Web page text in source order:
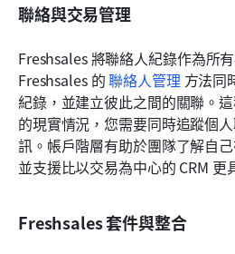
聯絡與交易管理
Freshsales 將聯絡人紀錄作為所
Freshsales 的 聯絡人管理 方法同
紀錄，並建立彼此之間的關聯。
的現實情況，您需要同時追蹤個
訊。帳戶階層有助於團隊了解自
並支援比以交易為中心的 CRM 更
Freshsales 套件與整合